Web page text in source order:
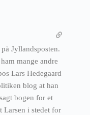
Jyllandsposten.
mange andre
Lars Hedegaard
blog at han
bogen for et
Larsen i stedet for